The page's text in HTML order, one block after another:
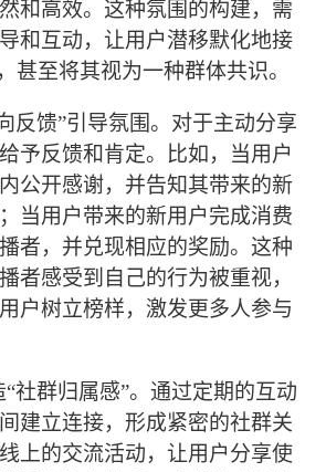
和高效。这种氛围的构建，需
和互动，让用户潜移默化地接
甚至将其视为一种群体共识。
反馈”引导氛围。对于主动分享
予反馈和肯定。比如，当用户
公开感谢，并告知其带来的新
当用户带来的新用户完成消费
者，并兑现相应的奖励。这种
者感受到自己的行为被重视，
户树立榜样，激发更多人参与
“社群归属感”。通过定期的互动
建立连接，形成紧密的社群关
上的交流活动，让用户分享使